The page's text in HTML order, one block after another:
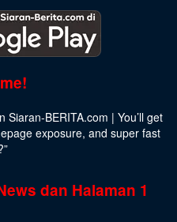
Siaran-BERITA.com | You’ll get
exposure, and super fast
dan Halaman 1